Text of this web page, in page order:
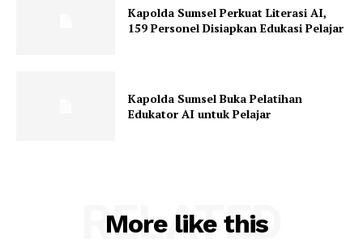
Kapolda Sumsel Perkuat Literasi AI,
159 Personel Disiapkan Edukasi Pelajar
Kapolda Sumsel Buka Pelatihan
Edukator AI untuk Pelajar
More like this
RELATED